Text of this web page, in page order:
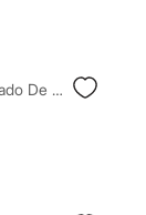
Óculos De Sol Feminino Quadrado De Acetato Tartaruga Marrom